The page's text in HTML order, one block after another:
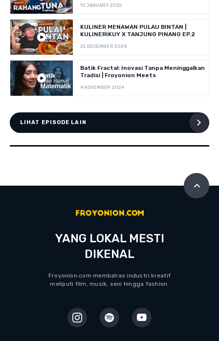
10 JANUARY 2025
KULINER MENAWAN PULAU BINTAN |
KULINERIKUY X TANJUNG PINANG EP.2
25 DECEMBER 2024
Batik Fractal: Inovasi Tanpa Meninggalkan
Tradisi | Froyonion Meets
4 NOVEMBER 2024
LIHAT EPISODE LAIN
YANG LOKAL MESTI
DIKENAL
Froyonion.com membahas industri kreatif
meliputi film, musik, seni hingga fashion.